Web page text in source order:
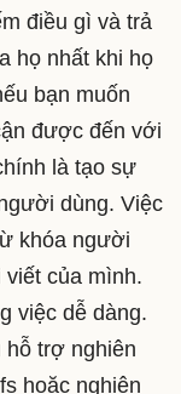
điều gì và trả
họ nhất khi họ
bạn muốn
được đến với
là tạo sự
dùng. Việc
khóa người
của mình.
việc dễ dàng.
hỗ trợ nghiên
hoặc nghiên